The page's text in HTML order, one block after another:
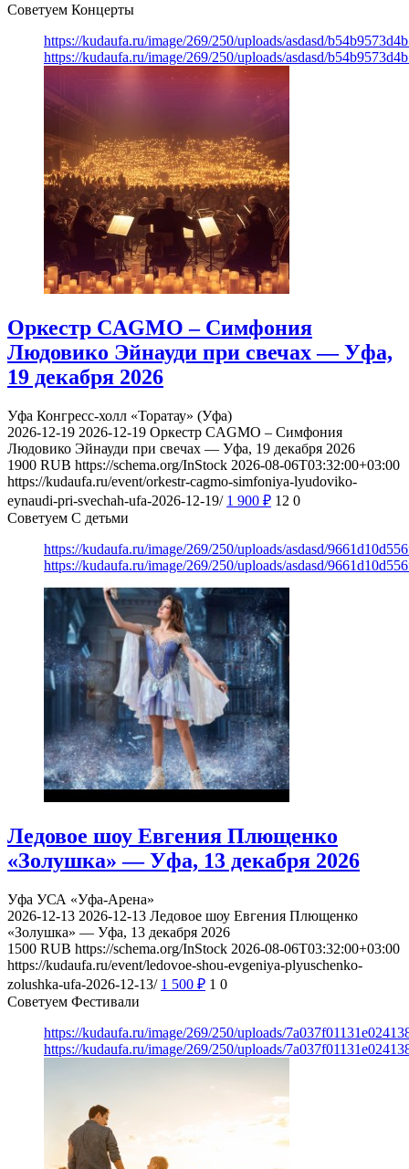
Советуем Концерты
https://kudaufa.ru/image/269/250/uploads/asdasd/
https://kudaufa.ru/image/269/250/uploads/asdasd/
Оркестр CAGMO – Симфония
Людовико Эйнауди при свечах — Уфа,
19 декабря 2026
Уфа Конгресс-холл «Торатау» (Уфа)
2026-12-19 2026-12-19 Оркестр CAGMO – Симфония
Людовико Эйнауди при свечах — Уфа, 19 декабря 2026
1900 RUB https://schema.org/InStock 2026-08-06T03:32:00+03:00
https://kudaufa.ru/event/orkestr-cagmo-simfoniya-lyudoviko-
eynaudi-pri-svechah-ufa-2026-12-19/ 1 900 ₽ 12 0
Советуем С детьми
https://kudaufa.ru/image/269/250/uploads/asdasd/
https://kudaufa.ru/image/269/250/uploads/asdasd/
Ледовое шоу Евгения Плющенко
«Золушка» — Уфа, 13 декабря 2026
Уфа УСА «Уфа-Арена»
2026-12-13 2026-12-13 Ледовое шоу Евгения Плющенко
«Золушка» — Уфа, 13 декабря 2026
1500 RUB https://schema.org/InStock 2026-08-06T03:32:00+03:00
https://kudaufa.ru/event/ledovoe-shou-evgeniya-plyuschenko-
zolushka-ufa-2026-12-13/ 1 500 ₽ 1 0
Советуем Фестивали
https://kudaufa.ru/image/269/250/uploads/
https://kudaufa.ru/image/269/250/uploads/